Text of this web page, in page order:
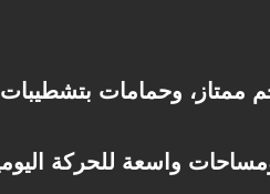
مطبخ بحجم ممتاز، وحمامات بتشطيبات